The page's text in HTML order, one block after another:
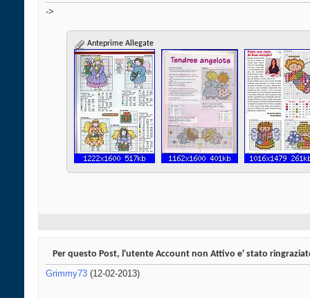
->
Anteprime Allegate
Per questo Post, l'utente Account non Attivo e' stato
Grimmy73 (12-02-2013)